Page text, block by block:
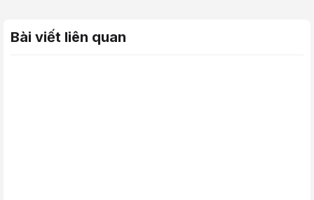
Bài viết liên quan